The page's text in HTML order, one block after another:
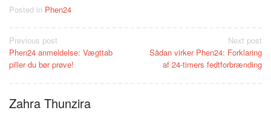
Posted in Phen24
Post
navigation
Previous post
Phen24 anmeldelse: Vægttab
piller du bør prøve!
Next post
Sådan virker Phen24: Forklaring
af 24-timers fedtforbrænding
Zahra Thunzira